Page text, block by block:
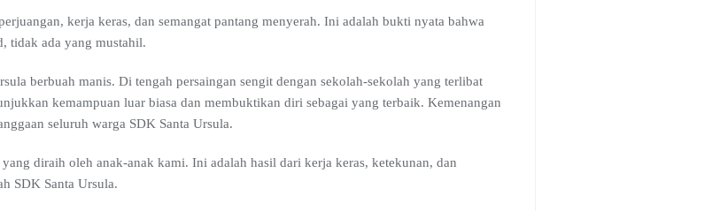
kerja keras, dan semangat pantang menyerah. Ini adalah bukti nyata bahwa
tidak ada yang mustahil.
berbuah manis. Di tengah persaingan sengit dengan sekolah-sekolah yang terlibat
kemampuan luar biasa dan membuktikan diri sebagai yang terbaik. Kemenangan
seluruh warga SDK Santa Ursula.
diraih oleh anak-anak kami. Ini adalah hasil dari kerja keras, ketekunan, dan
SDK Santa Ursula.